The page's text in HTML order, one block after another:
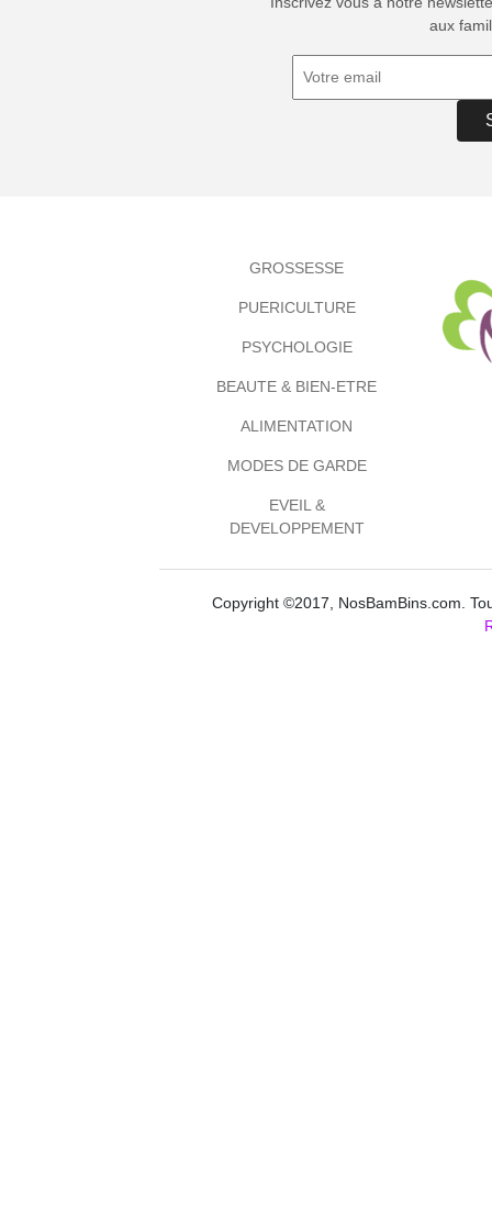
aux
GROSSESSE
PUERICULTURE
PSYCHOLOGIE
BEAUTE & BIEN-ETRE
ALIMENTATION
MODES DE GARDE
EVEIL &
DEVELOPPEMENT
Copyright ©2017, NosBamBins.com.